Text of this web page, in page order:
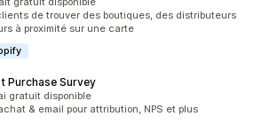
de trouver des boutiques, des distributeurs
à proximité sur une carte
Purchase Survey
gratuit disponible
& email pour attribution, NPS et plus